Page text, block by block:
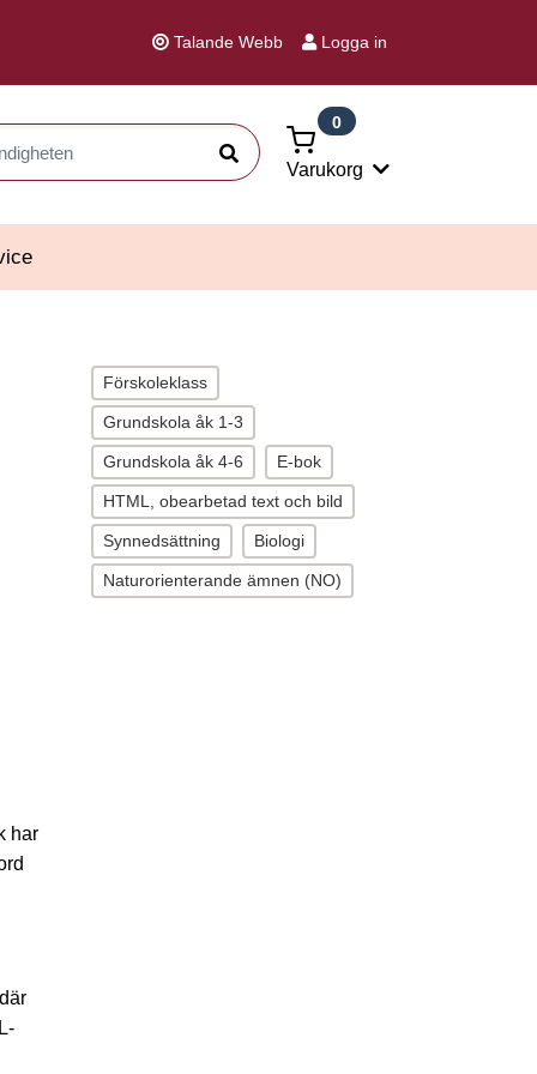
Talande Webb Logga in
Sök
Varukorg
0
har
Förskoleklass
Grundskola åk 1-3
Grundskola åk 4-6 E-bok
HTML, obearbetad text och bild
Synnedsättning Biologi
Naturorienterande ämnen (NO)